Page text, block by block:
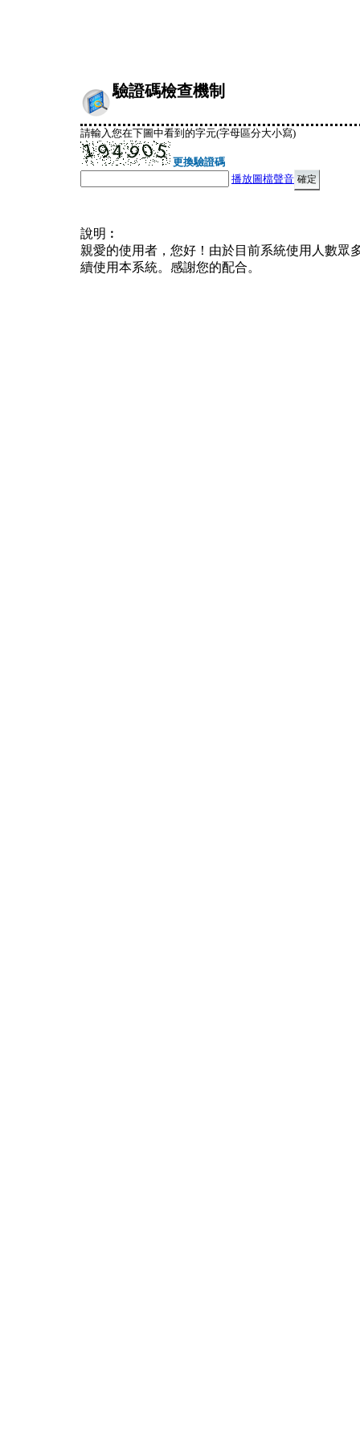
驗證碼檢查機制
請輸入您在下圖中看到的字元(字母區分大小寫)
更換驗證碼
播放圖檔聲音
說明︰
親愛的使用者，您好！由於目前系統使用人數眾
續使用本系統。感謝您的配合。